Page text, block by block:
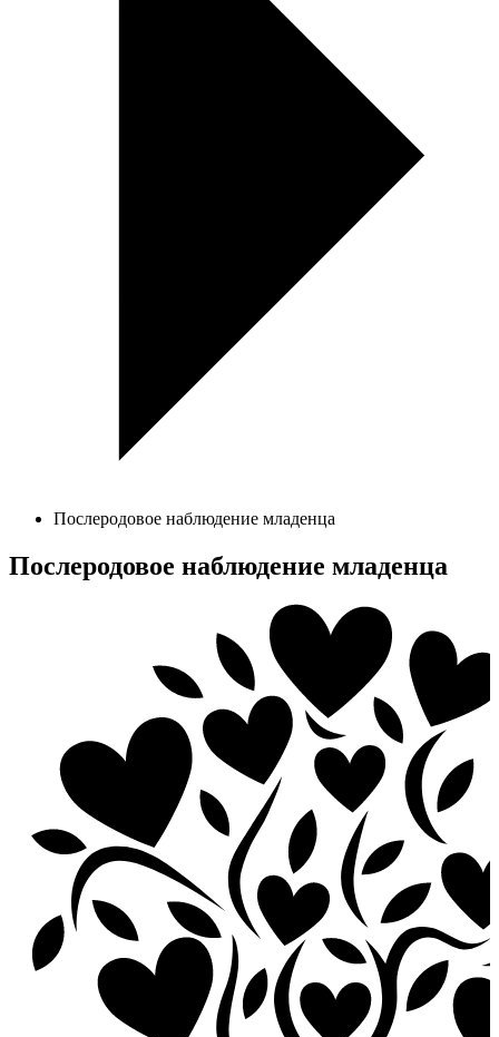
Послеродовое наблюдение младенца
Послеродовое наблюдение младенца